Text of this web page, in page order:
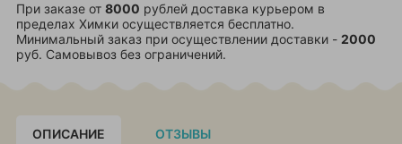
При заказе от 8000 рублей доставка курьером в
пределах Химки осуществляется бесплатно.
Минимальный заказ при осуществлении доставки - 2000
руб. Самовывоз без ограничений.
ОПИСАНИЕ ОТЗЫВЫ